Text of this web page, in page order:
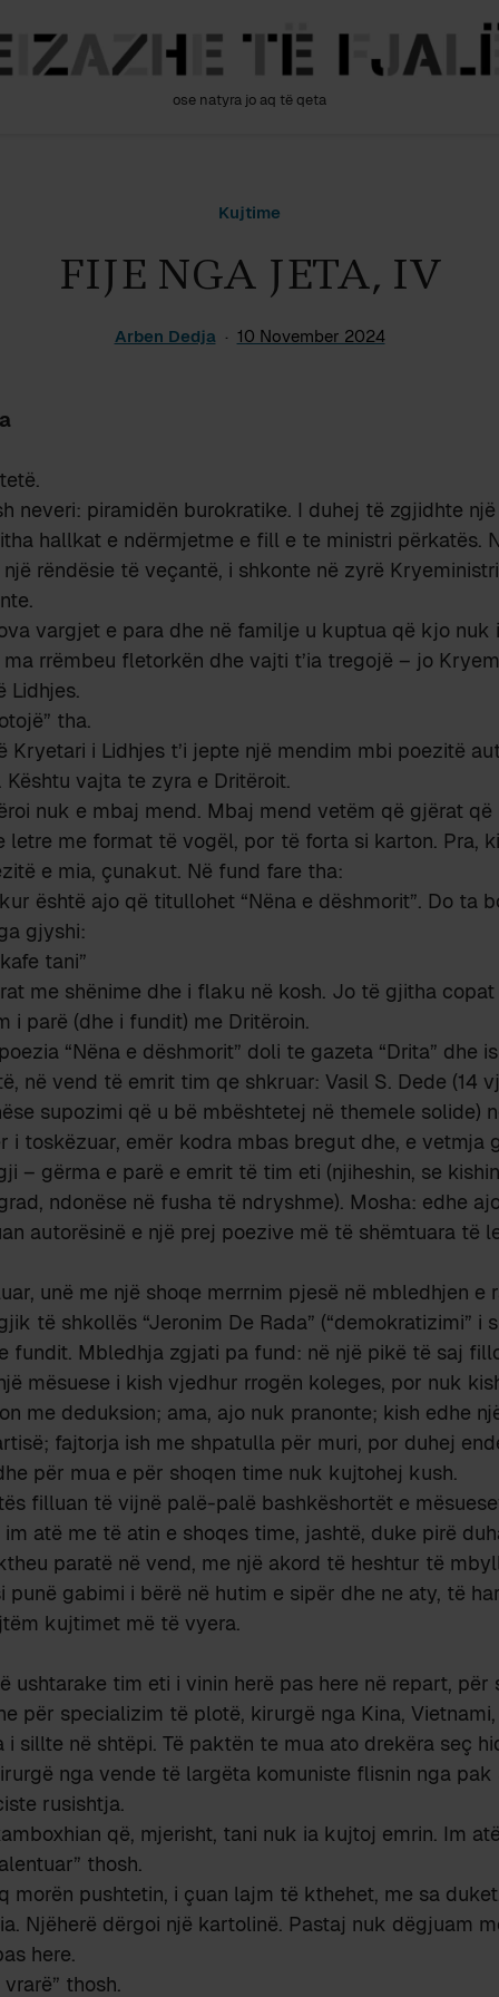
ose natyra jo aq të qeta
Kujtime
FIJE NGA JETA, IV
Arben Dedja 10 November 2024
neveri: piramidën burokratike. I duhej të zgjidhte
hallkat e ndërmjetme e fill e te ministri përkatës.
rëndësie të veçantë, i shkonte në zyrë
vargjet e para dhe në familje u kuptua që kjo nuk
rrëmbeu fletorkën dhe vajti t’ia tregojë – jo
Lidhjes.
tha.
Kryetari i Lidhjes t’i jepte një mendim mbi poezitë
Kështu vajta te zyra e Dritëroit.
nuk e mbaj mend. Mbaj mend vetëm që gjërat
letre me format të vogël, por të forta si karton. Pra,
e mia, çunakut. Në fund fare tha:
është ajo që titullohet “Nëna e dëshmorit”. Do ta
gjyshi:
tani”
me shënime dhe i flaku në kosh. Jo të gjitha copat
i parë (dhe i fundit) me Dritëroin.
“Nëna e dëshmorit” doli te gazeta “Drita” dhe
në vend të emrit tim qe shkruar: Vasil S. Dede (14
supozimi që u bë mbështetej në themele solide)
i toskëzuar, emër kodra mbas bregut dhe, e vetmja
– gërma e parë e emrit të tim eti (njiheshin, se
ndonëse në fusha të ndryshme). Mosha: edhe
autorësinë e një prej poezive më të shëmtuara të
unë me një shoqe merrnim pjesë në mbledhjen e
të shkollës “Jeronim De Rada” (“demokratizimi” i
fundit. Mbledhja zgjati pa fund: në një pikë të saj
mësuese i kish vjedhur rrogën koleges, por nuk
me deduksion; ama, ajo nuk pranonte; kish edhe
fajtorja ish me shpatulla për muri, por duhej
për mua e për shoqen time nuk kujtohej kush.
filluan të vijnë palë-palë bashkëshortët e
atë me të atin e shoqes time, jashtë, duke pirë
paratë në vend, me një akord të heshtur të
punë gabimi i bërë në hutim e sipër dhe ne aty, të
kujtimet më të vyera.
ushtarake tim eti i vinin herë pas here në repart, për
për specializim të plotë, kirurgë nga Kina,
i sillte në shtëpi. Të paktën te mua ato drekëra seç
nga vende të largëta komuniste flisnin nga pak
rusishtja.
që, mjerisht, tani nuk ia kujtoj emrin. Im
thosh.
morën pushtetin, i çuan lajm të kthehet, me sa
Njëherë dërgoi një kartolinë. Pastaj nuk dëgjuam
here.
thosh.